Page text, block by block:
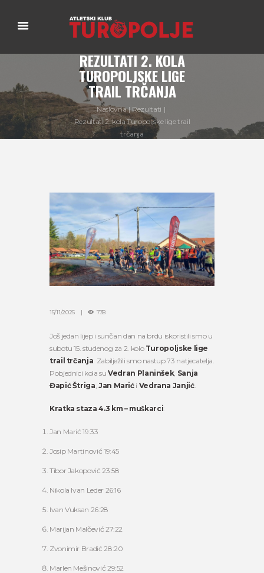
REZULTATI 2. KOLA
TUROPOLJSKE LIGE
TRAIL TRČANJA
Naslovna
Rezultati
Rezultati 2. kola Turopoljske lige trail
trčanja
15/11/2025 738
Još jedan lijep i sunčan dan na brdu iskoristili smo u
subotu 15. studenog za 2. kolo Turopoljske lige
trail trčanja . Zabilježili smo nastup 73 natjecatelja.
Pobjednici kola suVedran Planinšek, Sanja
Đapić Štriga Jan Marići Vedrana Janjić.
Kratka staza 4.3 km – muškarci:
Jan Marić 19:33
Josip Martinović 19:45
Tibor Jakopović 23:58
Nikola Ivan Leder 26:16
Ivan Vuksan 26:28
Marijan Malčević 27:22
Zvonimir Bradić 28:20
Marlen Mešinović 29:52